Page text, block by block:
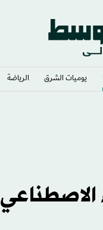
يوميات الشرق​ الرياضة